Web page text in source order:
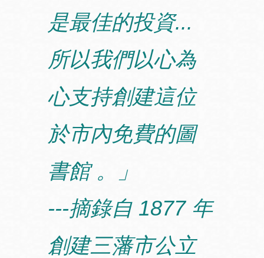
是最佳的投資...
所以我們以心為
心支持創建這位
於市內免費的圖
書館 。」
---摘錄自 1877 年
創建三藩市公立